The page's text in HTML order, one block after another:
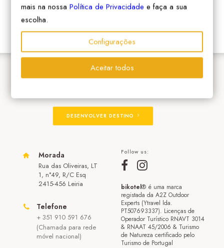
DESENVOLVER DESTINO
Morada
Rua das Oliveiras, LT
1, n°49, R/C Esq
2415-456 Leiria
Telefone
+ 351 910 591 676
(Chamada para rede
móvel nacional)
Follow us:
bikotel® é uma marca
registada da A2Z Outdoor
Experts (Ytravel lda.
PT507693337). Licenças de
Operador Turístico RNAVT 3014
& RNAAT 45/2006 & Turismo
de Natureza certificado pelo
Turismo de Portugal
mais na nossaPolítica de Privacidade e faça a sua
escolha.
Configurações
Aceitar todos